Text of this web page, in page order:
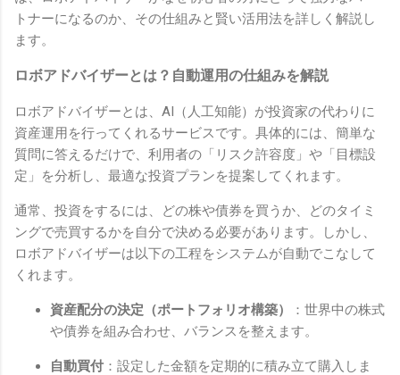
トナーになるのか、その仕組みと賢い活用法を詳しく解説し
ます。
ロボアドバイザーとは？自動運用の仕組みを解説
ロボアドバイザーとは、AI（人工知能）が投資家の代わりに
資産運用を行ってくれるサービスです。具体的には、簡単な
質問に答えるだけで、利用者の「リスク許容度」や「目標設
定」を分析し、最適な投資プランを提案してくれます。
通常、投資をするには、どの株や債券を買うか、どのタイミ
ングで売買するかを自分で決める必要があります。しかし、
ロボアドバイザーは以下の工程をシステムが自動でこなして
くれます。
資産配分の決定（ポートフォリオ構築）
：世界中の株式
や債券を組み合わせ、バランスを整えます。
自動買付 ：設定した金額を定期的に積み立て購入しま